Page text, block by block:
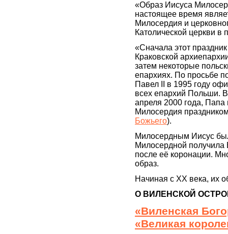
«Образ Иисуса
настоящее время
Милосердия и
Католической церкви в
«Сначала этот
Краковской
затем некоторые
епархиях. По просьбе
Павел II в 1995 году
всех епархий Польши.
апреля 2000 года, Папа
Милосердия
Божьего).
Милосердным Иисус
Милосердной получила
после её коронации.
образ.
Начиная с XX века, их
О ВИЛЕНСКОЙ
«Виленская
«Великая